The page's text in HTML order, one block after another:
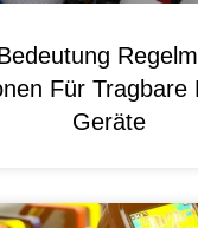
Für Tragbare
Geräte